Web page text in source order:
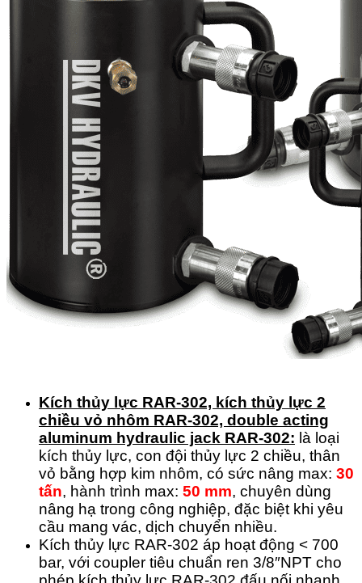
Kích thủy lực RAR-302, kích thủy lực 2
chiều vỏ nhôm RAR-302, double acting
aluminum hydraulic jack RAR-302: là loại
kích thủy lực, con đội thủy lực 2 chiều, thân
vỏ bằng hợp kim nhôm, có sức nâng max: 30
tấn, hành trình max: 50 mm, chuyên dùng
nâng hạ trong công nghiệp, đặc biệt khi yêu
cầu mang vác, dịch chuyển nhiều.
Kích thủy lực RAR-302 áp hoạt động < 700
bar, với coupler tiêu chuẩn ren 3/8″NPT cho